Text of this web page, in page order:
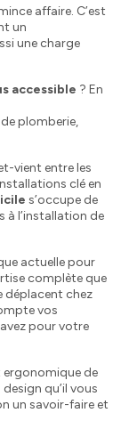
affaire. C’est
un
une charge
accessible ? En
plomberie,
vient entre les
clé en
s’occupe de
à l’installation de
actuelle pour
complète que
déplacent chez
vos
pour votre
ergonomique de
qu’il vous
un savoir-faire et